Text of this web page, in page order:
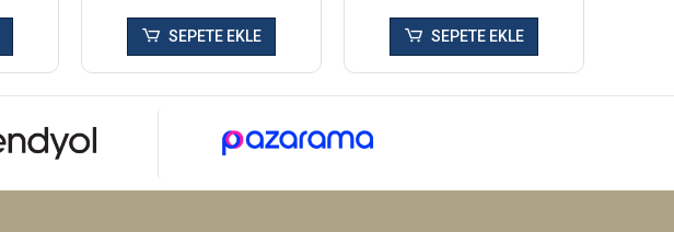
SEPETE EKLE SEPETE EKLE